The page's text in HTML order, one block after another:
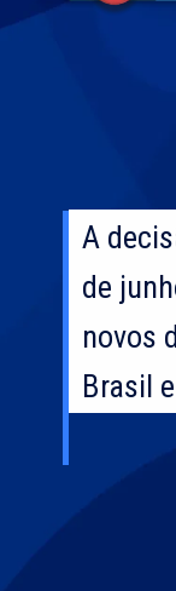
A
de
novos
Brasil
A
de
novos
Brasil